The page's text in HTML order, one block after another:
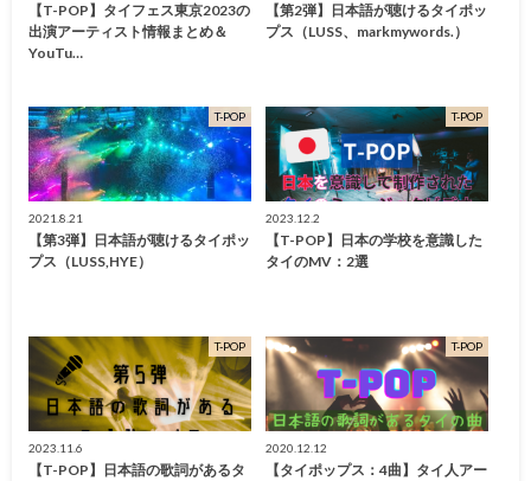
【T-POP】タイフェス東京2023の
出演アーティスト情報まとめ＆
YouTu…
【第2弾】日本語が聴けるタイポッ
プス（LUSS、markmywords.）
T-POP
2021.8.21
【第3弾】日本語が聴けるタイポッ
プス（LUSS,HYE）
T-POP
2023.12.2
【T-POP】日本の学校を意識した
タイのMV：2選
T-POP
2023.11.6
【T-POP】日本語の歌詞があるタ
T-POP
2020.12.12
【タイポップス：4曲】タイ人アー